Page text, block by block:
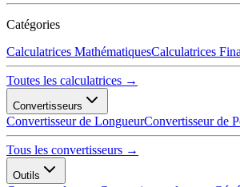
Catégories
Calculatrices MathématiquesCalculatrices
Toutes les calculatrices →
Convertisseurs
Convertisseur de LongueurConvertisseur de
Tous les convertisseurs →
Outils